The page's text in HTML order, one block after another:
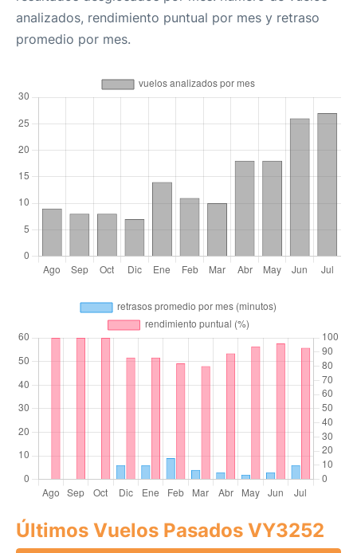
analizados, rendimiento puntual por mes y retraso
promedio por mes.
Últimos Vuelos Pasados VY3252